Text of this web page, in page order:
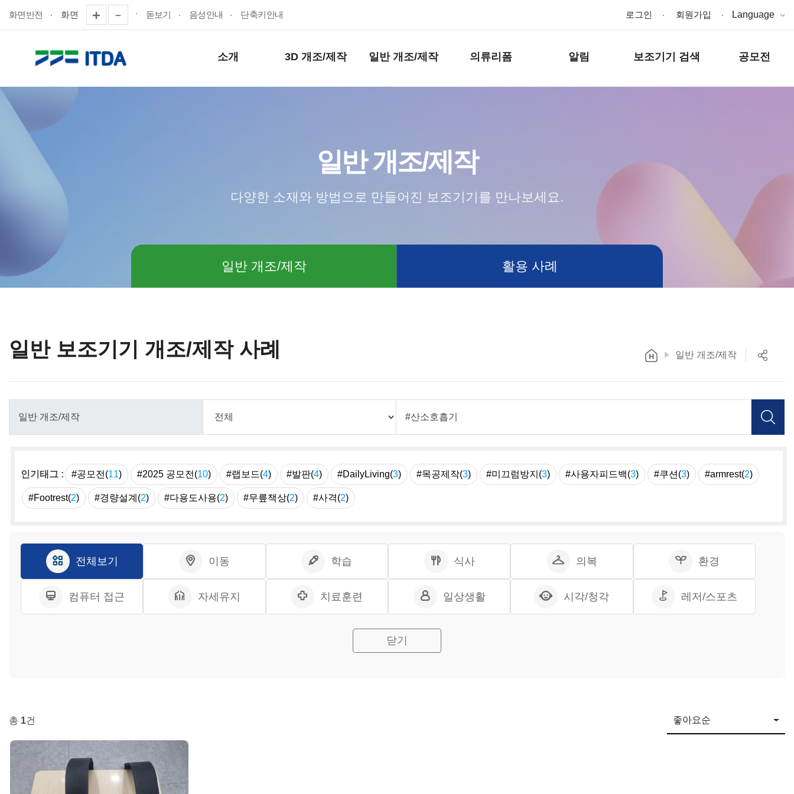
화면반전 화면 돋보기 음성안내 단축키안내 로그인 회원가입 Language
소개 3D 개조/제작 일반 개조/제작 의류리폼 알림 보조기기 검색 공모전
일반 개조/제작
다양한 소재와 방법으로 만들어진 보조기기를 만나보세요.
일반 개조/제작 활용 사례
일반 보조기기 개조/제작 사례 일반 개조/제작
인기태그 : #공모전(11) #2025 공모전(10) #랩보드(4) #발판(4) #DailyLiving(3) #목공제작(3) #미끄럼방지(3) #사용자피드백(3) #쿠션(3) #armrest(2)
#Footrest(2) #경량설계(2) #다용도사용(2) #무릎책상(2) #사격(2)
전체보기 이동 학습 식사 의복 환경
컴퓨터 접근 자세유지 치료훈련 일상생활 시각/청각 레저/스포츠
닫기
총 1건 좋아요순